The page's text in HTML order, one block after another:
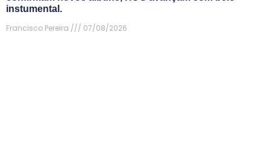
instumental.
Francisco Pereira
07/08/2026